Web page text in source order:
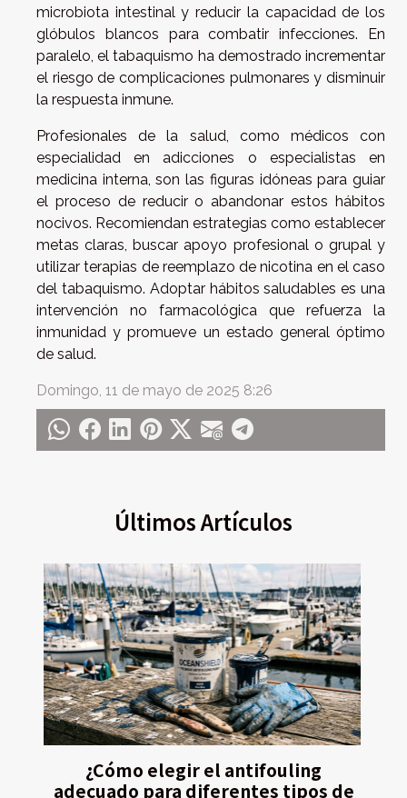
Últimos Artículos
¿Cómo elegir el antifouling
adecuado para diferentes tipos de
microbiota intestinal y reducir la capacidad de los
glóbulos blancos para combatir infecciones. En
paralelo, el tabaquismo ha demostrado incrementar
el riesgo de complicaciones pulmonares y disminuir
la respuesta inmune.
Profesionales de la salud, como médicos con
especialidad en adicciones o especialistas en
medicina interna, son las figuras idóneas para guiar
el proceso de reducir o abandonar estos hábitos
nocivos. Recomiendan estrategias como establecer
metas claras, buscar apoyo profesional o grupal y
utilizar terapias de reemplazo de nicotina en el caso
del tabaquismo. Adoptar hábitos saludables es una
intervención no farmacológica que refuerza la
inmunidad y promueve un estado general óptimo
de salud.
Domingo, 11 de mayo de 2025 8:26